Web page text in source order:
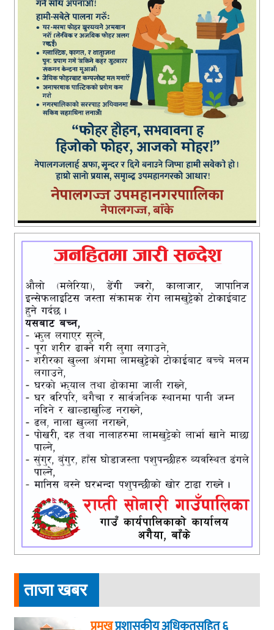
ताजा खबर